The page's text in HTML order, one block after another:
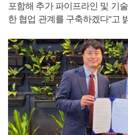
포함해 추가 파이프라인 및 기
한 협업 관계를 구축하겠다"고